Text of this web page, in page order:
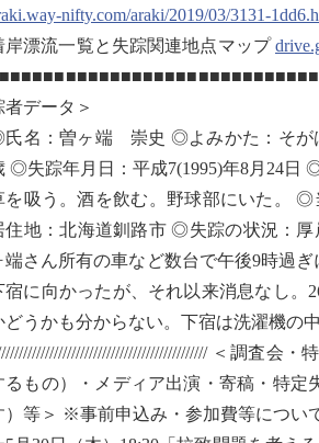
nifty.com/araki/2019/03/3131-
岸漂流一覧と失踪関連地点マップ
者データ＞
名：曽ヶ端 崇史 ◎よみかた：そが
◎失踪年月日：平成7(1995)年8月24日
を吸う。酒を飲む。野球部にいた。
住地：北海道釧路市 ◎失踪の状況：
端さん所有の車など数台で午後9時過
宿に向かったが、それ以来消息なし。
どうかも分からない。下宿は洗濯機の
＜調査会
るもの）・メディア出演・寄稿・特定
）等＞ ※事前申込み・参加費等につい